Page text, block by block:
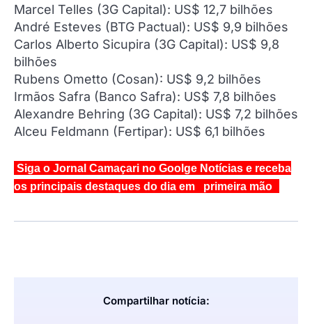
Marcel Telles (3G Capital): US$ 12,7 bilhões
André Esteves (BTG Pactual): US$ 9,9 bilhões
Carlos Alberto Sicupira (3G Capital): US$ 9,8
bilhões
Rubens Ometto (Cosan): US$ 9,2 bilhões
Irmãos Safra (Banco Safra): US$ 7,8 bilhões
Alexandre Behring (3G Capital): US$ 7,2 bilhões
Alceu Feldmann (Fertipar): US$ 6,1 bilhões
Siga o Jornal Camaçari no Goolge Notícias e receba
os principais destaques do dia em primeira mão
Compartilhar notícia: